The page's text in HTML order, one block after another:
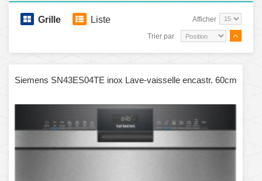
Grille Liste Afficher
Trier par
Siemens SN43ES04TE inox Lave-vaisselle encastr. 60cm